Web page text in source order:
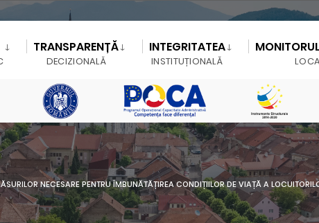
TRANSPARENȚĂ
DECIZIONALĂ
INTEGRITATEA
INSTITUȚIONALĂ
NECESARE PENTRU ÎMBUNĂTĂȚIREA CONDIȚIILOR DE VIAȚĂ A